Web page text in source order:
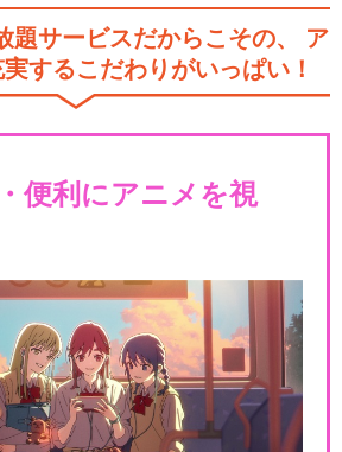
題サービスだからこその、
ア
するこだわりがいっぱい！
便利にアニメを視